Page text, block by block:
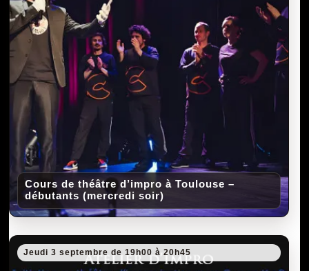
Cours de théâtre d’impro à Toulouse –
débutants (mercredi soir)
Jeudi 3 septembre de 19h00 à 20h45